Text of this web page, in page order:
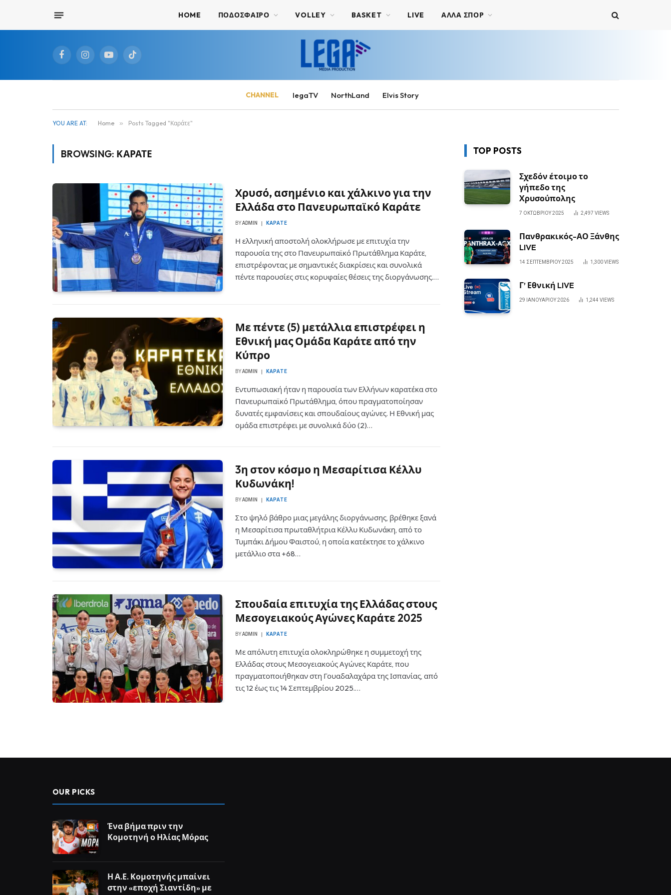
HOME ΠΟΔΟΣΦΑΙΡΟ VOLLEY BASKET LIVE ΑΛΛΑ ΣΠΟΡ
FacebookInstagramYouTubeTikTok
CHANNEL legaTV NorthLand Elvis Story
YOU ARE AT: Home » Posts Tagged "Καράτε"
BROWSING: ΚΑΡΆΤΕ
Χρυσό, ασημένιο και χάλκινο για την
Ελλάδα στο Πανευρωπαϊκό Καράτε
BYADMIN ΚΑΡΆΤΕ
Η ελληνική αποστολή ολοκλήρωσε με επιτυχία την
παρουσία της στο Πανευρωπαϊκό Πρωτάθλημα Καράτε,
επιστρέφοντας με σημαντικές διακρίσεις και συνολικά
πέντε παρουσίες στις κορυφαίες θέσεις της διοργάνωσης.…
Με πέντε (5) μετάλλια επιστρέφει η
Εθνική μας Ομάδα Καράτε από την
Κύπρο
BYADMIN ΚΑΡΆΤΕ
Εντυπωσιακή ήταν η παρουσία των Ελλήνων καρατέκα στο
Πανευρωπαϊκό Πρωτάθλημα, όπου πραγματοποίησαν
δυνατές εμφανίσεις και σπουδαίους αγώνες. Η Εθνική μας
ομάδα επιστρέφει με συνολικά δύο (2)…
3η στον κόσμο η Μεσαρίτισα Κέλλυ
Κυδωνάκη!
BYADMIN ΚΑΡΆΤΕ
Στο ψηλό βάθρο μιας μεγάλης διοργάνωσης, βρέθηκε ξανά
η Μεσαρίτισα πρωταθλήτρια Κέλλυ Κυδωνάκη, από το
Τυμπάκι Δήμου Φαιστού, η οποία κατέκτησε το χάλκινο
μετάλλιο στα +68…
Σπουδαία επιτυχία της Ελλάδας στους
Μεσογειακούς Αγώνες Καράτε 2025
BYADMIN ΚΑΡΆΤΕ
Με απόλυτη επιτυχία ολοκληρώθηκε η συμμετοχή της
Ελλάδας στους Μεσογειακούς Αγώνες Καράτε, που
πραγματοποιήθηκαν στη Γουαδαλαχάρα της Ισπανίας, από
τις 12 έως τις 14 Σεπτεμβρίου 2025.…
TOP POSTS
Σχεδόν έτοιμο το
γήπεδο της
Χρυσούπολης
7 ΟΚΤΩΒΡΊΟΥ 2025 2,497 VIEWS
Πανθρακικός-ΑΟ Ξάνθης
LIVE
14 ΣΕΠΤΕΜΒΡΊΟΥ 2025 1,300VIEWS
Γ’ Εθνική LIVE
29 ΙΑΝΟΥΑΡΊΟΥ 2026 1,244 VIEWS
OUR PICKS
Ένα βήμα πριν την
Κομοτηνή ο Ηλίας Μόρας
Η Α.Ε. Κομοτηνής μπαίνει
στην «εποχή Σιαντίδη» με